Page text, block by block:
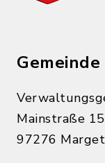
Mainstraße 15
97276